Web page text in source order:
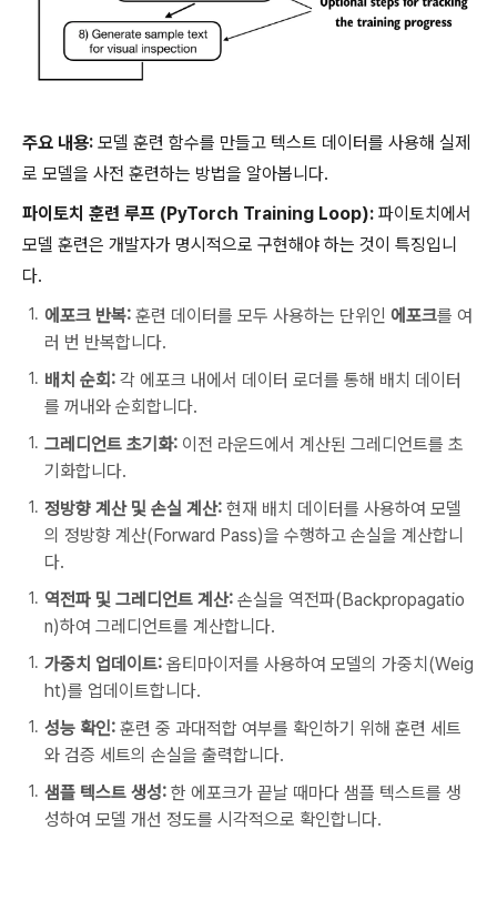
주요 내용: 모델 훈련 함수를 만들고 텍스트 데이터를 사용해 실제
로 모델을 사전 훈련하는 방법을 알아봅니다.
파이토치 훈련 루프 (PyTorch Training Loop): 파이토치에서
모델 훈련은 개발자가 명시적으로 구현해야 하는 것이 특징입니
다.
에포크 반복: 훈련 데이터를 모두 사용하는 단위인 에포크를 여
러 번 반복합니다.
배치 순회: 각 에포크 내에서 데이터 로더를 통해 배치 데이터
를 꺼내와 순회합니다.
그레디언트 초기화: 이전 라운드에서 계산된 그레디언트를 초
기화합니다.
정방향 계산 및 손실 계산: 현재 배치 데이터를 사용하여 모델
의 정방향 계산(Forward Pass)을 수행하고 손실을 계산합니
다.
역전파 및 그레디언트 계산: 손실을 역전파(Backpropagatio
n)하여 그레디언트를 계산합니다.
가중치 업데이트: 옵티마이저를 사용하여 모델의 가중치(Weig
ht)를 업데이트합니다.
성능 확인: 훈련 중 과대적합 여부를 확인하기 위해 훈련 세트
와 검증 세트의 손실을 출력합니다.
샘플 텍스트 생성: 한 에포크가 끝날 때마다 샘플 텍스트를 생
성하여 모델 개선 정도를 시각적으로 확인합니다.